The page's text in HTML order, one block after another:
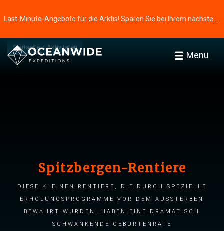
Menü
Startseite Aktivitäten
Spitzbergen-Rentiere
Diese kleinen Rentiere, die durch spezielle
Erholungsprogramme vor dem Aussterben
bewahrt wurden, haben eine dramatisch
schwankende Geburtenrate